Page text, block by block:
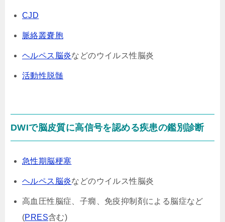
CJD
脈絡叢嚢胞
ヘルペス脳炎などのウイルス性脳炎
活動性脱髄
DWIで脳皮質に高信号を認める疾患の鑑別診断
急性期脳梗塞
ヘルペス脳炎などのウイルス性脳炎
高血圧性脳症、子癇、免疫抑制剤による脳症など
(PRES含む)